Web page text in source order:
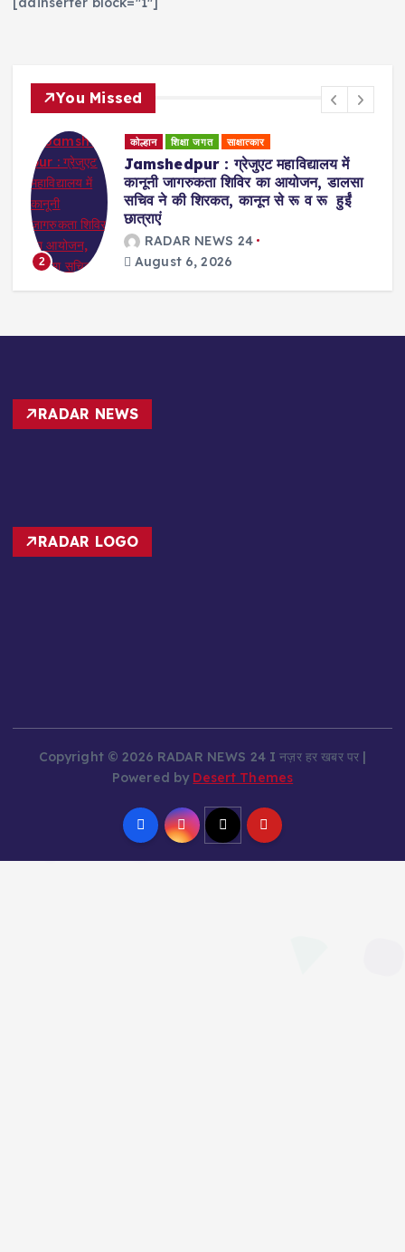
You Missed
में
डालसा
रू व रू हुईं
3
कोल्हान धर्म समाज
Badajamda : बड़ा जामदा क्षेत्र
स्टील के सहयोग व दयानंद एंग्लो
के संचालन में डीएवी स्कूल खोले जाने
August 6, 2026
RADAR NEWS
RADAR LOGO
Powered byDesert Themes